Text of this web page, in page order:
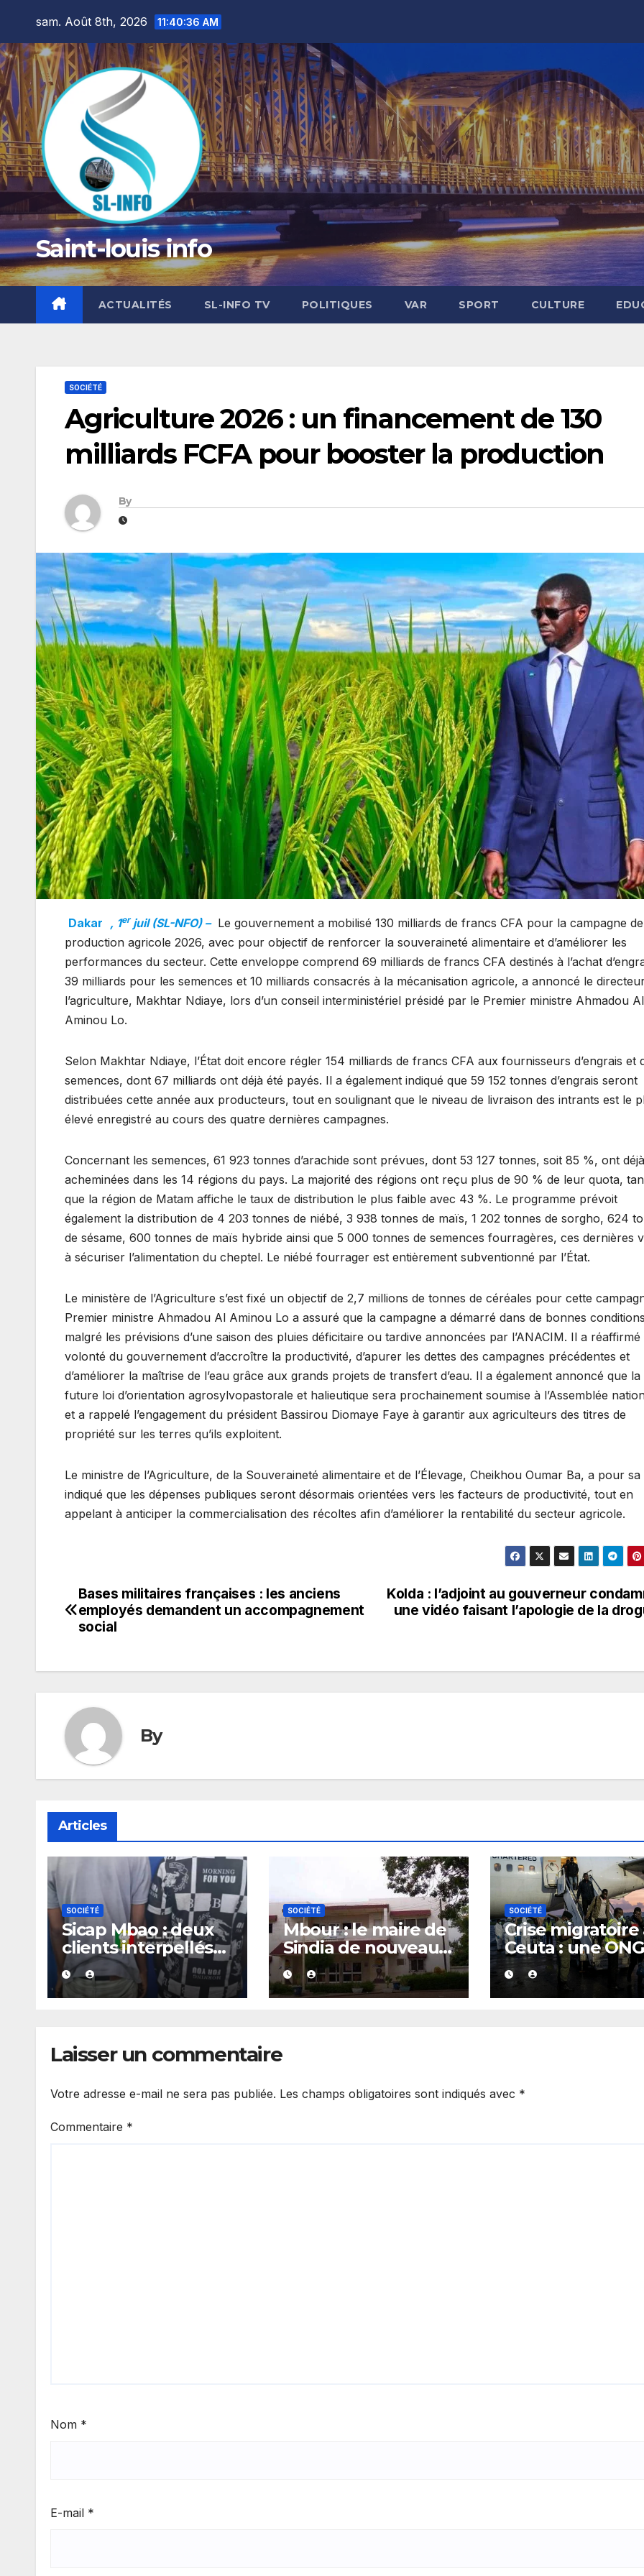
content
sam. Août 8th, 2026 11:40:37 AM
Saint-louis info
ACTUALITÉS SL-INFO TV POLITIQUES VAR SPORT CULTURE
SOCIÉTÉ
Agriculture 2026 : un financement de 130
milliards FCFA pour booster la production
By
Dakar , 1erjuil (SL-NFO) – Le gouvernement a mobilisé 130 milliards de francs CFA pour la campagne de
production agricole 2026, avec pour objectif de renforcer la souveraineté alimentaire et d’améliorer les
performances du secteur. Cette enveloppe comprend 69 milliards de francs CFA destinés à l’achat
39 milliards pour les semences et 10 milliards consacrés à la mécanisation agricole, a annoncé le
l’agriculture, Makhtar Ndiaye, lors d’un conseil interministériel présidé par le Premier ministre Ahmadou Al
Aminou Lo.
Selon Makhtar Ndiaye, l’État doit encore régler 154 milliards de francs CFA aux fournisseurs d’engrais et
semences, dont 67 milliards ont déjà été payés. Il a également indiqué que 59 152 tonnes d’engrais seront
distribuées cette année aux producteurs, tout en soulignant que le niveau de livraison des intrants est le
élevé enregistré au cours des quatre dernières campagnes.
Concernant les semences, 61 923 tonnes d’arachide sont prévues, dont 53 127 tonnes, soit 85 %, ont
acheminées dans les 14 régions du pays. La majorité des régions ont reçu plus de 90 % de leur quota,
que la région de Matam affiche le taux de distribution le plus faible avec 43 %. Le programme prévoit
également la distribution de 4 203 tonnes de niébé, 3 938 tonnes de maïs, 1 202 tonnes de sorgho, 624
de sésame, 600 tonnes de maïs hybride ainsi que 5 000 tonnes de semences fourragères, ces dernières
à sécuriser l’alimentation du cheptel. Le niébé fourrager est entièrement subventionné par l’État.
Le ministère de l’Agriculture s’est fixé un objectif de 2,7 millions de tonnes de céréales pour cette
Premier ministre Ahmadou Al Aminou Lo a assuré que la campagne a démarré dans de bonnes conditions
malgré les prévisions d’une saison des pluies déficitaire ou tardive annoncées par l’ANACIM. Il a réaffirmé
volonté du gouvernement d’accroître la productivité, d’apurer les dettes des campagnes précédentes et
d’améliorer la maîtrise de l’eau grâce aux grands projets de transfert d’eau. Il a également annoncé que la
future loi d’orientation agrosylvopastorale et halieutique sera prochainement soumise à l’Assemblée
et a rappelé l’engagement du président Bassirou Diomaye Faye à garantir aux agriculteurs des titres de
propriété sur les terres qu’ils exploitent.
Le ministre de l’Agriculture, de la Souveraineté alimentaire et de l’Élevage, Cheikhou Oumar Ba, a pour
indiqué que les dépenses publiques seront désormais orientées vers les facteurs de productivité, tout en
appelant à anticiper la commercialisation des récoltes afin d’améliorer la rentabilité du secteur agricole.
Navigation
de
Kolda : l’adjoint au gouverneur
une vidéo faisant l’apologie de la
Bases militaires françaises : les anciens
employés demandent un accompagnement
social
By
Articles
SOCIÉTÉ
Sicap Mbao : deux
clients interpellés
avec du kush lors
d’un contrôle de
police dans un bar
SOCIÉTÉ
Mbour : le maire de
Sindia de nouveau
arrêté
SOCIÉTÉ
Crise migratoire
Ceuta : une ONG
marocaine met
cause les
responsabilités
Laisser un commentaire
Votre adresse e-mail ne sera pas publiée. Les champs obligatoires sont indiqués avec *
Commentaire *
Nom *
E-mail *